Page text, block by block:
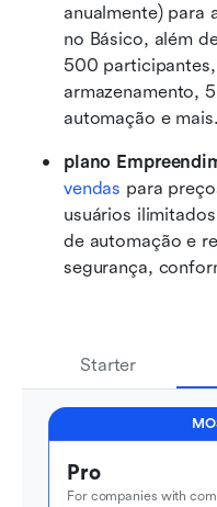
anualmente) para
no Básico, além
500 participantes,
armazenamento,
automação e mais.
plano
vendas para
usuários
de automação e
segurança,
Starter
Pro
For companies with